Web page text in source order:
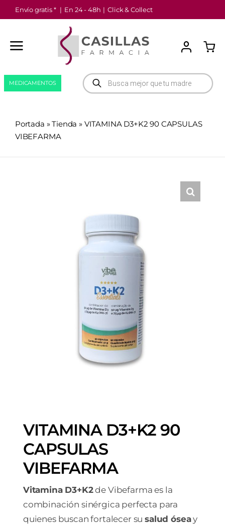
Saltar
al
Envío gratis * | En 24 - 48h | Click & Collect
Búsqueda
de
productos
MEDICAMENTOS
Portada »Tienda » VITAMINA D3+K2 90 CAPSULAS
VIBEFARMA
VITAMINA D3+K2 90
CAPSULAS
VIBEFARMA
Vitamina D3+K2de Vibefarma es la
combinación sinérgica perfecta para
quienes buscan fortalecer susalud óseay